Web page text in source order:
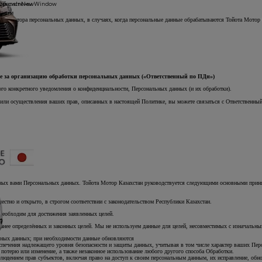
системы
персональных данных, в случаях, когда персональные данные обрабатываются Тойота
организацию обработки персональных данных («Ответственный по ПДн»)
уведомления о конфиденциальности, Персональных данных (и их обработки).
осуществления ваших прав, описанных в настоящей Политике, вы можете связаться с
вами Персональных данных. Тойота Мотор Казахстан руководствуется следующими основными
и открыто, в строгом соответствии с законодательством Республики Казахстан.
для достижения заявленных целей.
определённых и законных целей. Мы не используем данные для целей, несовместимых с
данных; при необходимости данные обновляются
надлежащего уровня безопасности и защиты данных, учитывая в том числе характер ваших
или изменение, а также незаконное использование любого другого способа Обработки.
прав субъектов, включая право на доступ к своим персональным данным, их исправление,